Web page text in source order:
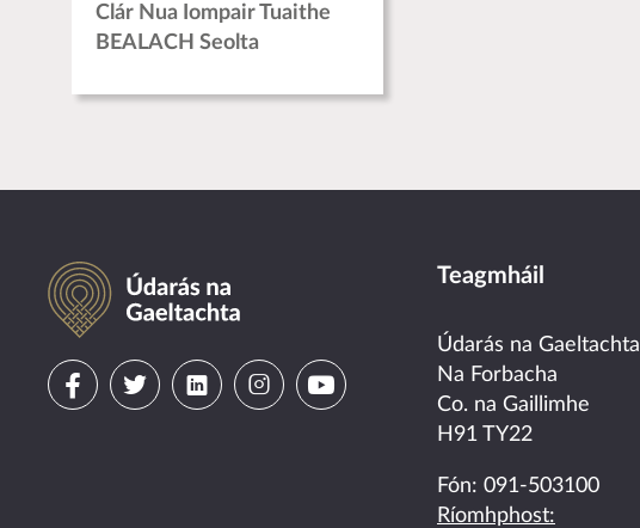
Clár Nua Iompair Tuaithe
BEALACH Seolta
Údarás na Gaeltachta
VisitVisitVisitVisitVisit
Teagmháil
Údarás na Gaeltachta
Na Forbacha
Co. na Gaillimhe
H91 TY22
Fón: 091-503100
Ríomhphost: